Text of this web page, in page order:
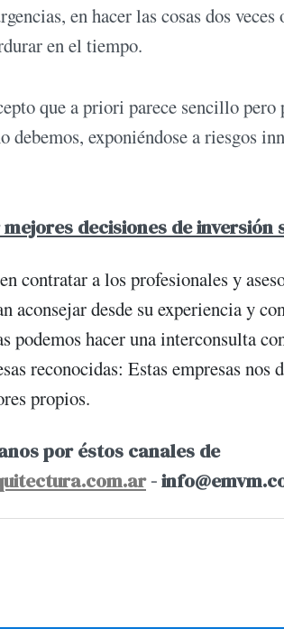
en hacer las cosas dos
en el tiempo.
que a priori parece sencillo pero
debemos, exponiéndose a riesgos
decisiones de inversión
contratar a los profesionales y
aconsejar desde su experiencia y
podemos hacer una interconsulta
reconocidas: Estas empresas
propios.
por éstos canales de
-